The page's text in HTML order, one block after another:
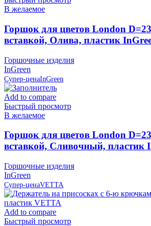
В желаемое
Горшок для цветов London
вставкой, Олива, пластик
Горшочные изделия
InGreen
Супер-ценаInGreen
Add to compare
Быстрый просмотр
В желаемое
Горшок для цветов London
вставкой, Сливочный, пластик
Горшочные изделия
InGreen
Супер-ценаVETTA
Add to compare
Быстрый просмотр